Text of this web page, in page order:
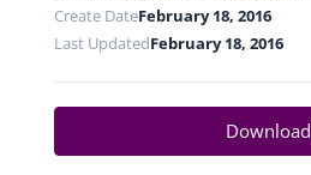
Create DateFebruary 18, 2016
Last UpdatedFebruary 18, 2016
Download